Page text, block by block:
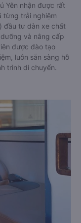
Yên nhận được rất
từng trải nghiệm
đầu tư dàn xe chất
và nâng cấp
được đào tạo
luôn sẵn sàng hỗ
trình di chuyển.